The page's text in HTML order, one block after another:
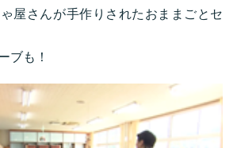
屋さんが手作りされたおままごとセ
ブも！